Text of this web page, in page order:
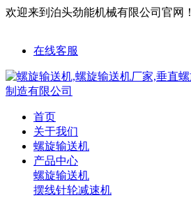
欢迎来到泊头劲能机械有限公司官网！
在线客服
首页
关于我们
螺旋输送机
产品中心
螺旋输送机
摆线针轮减速机